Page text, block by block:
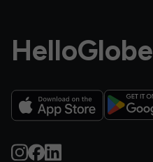
HelloGlobe